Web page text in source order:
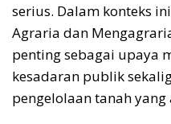
serius. Dalam konteks
Agraria dan
penting sebagai upaya
kesadaran publik
pengelolaan tanah